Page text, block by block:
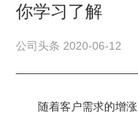
你学习了解
公司头条 2020-06-12
随着客户需求的增